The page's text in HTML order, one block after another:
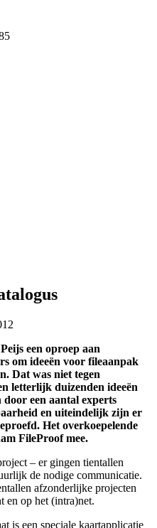
een oproep aan
om ideeën voor fileaanpak
Dat was niet tegen
letterlijk duizenden ideeën
door een aantal experts
en uiteindelijk zijn er
Het overkoepelende
FileProof mee.
– er gingen tientallen
de nodige communicatie.
afzonderlijke projecten
en op het (intra)net.
is een speciale kaartapplicatie